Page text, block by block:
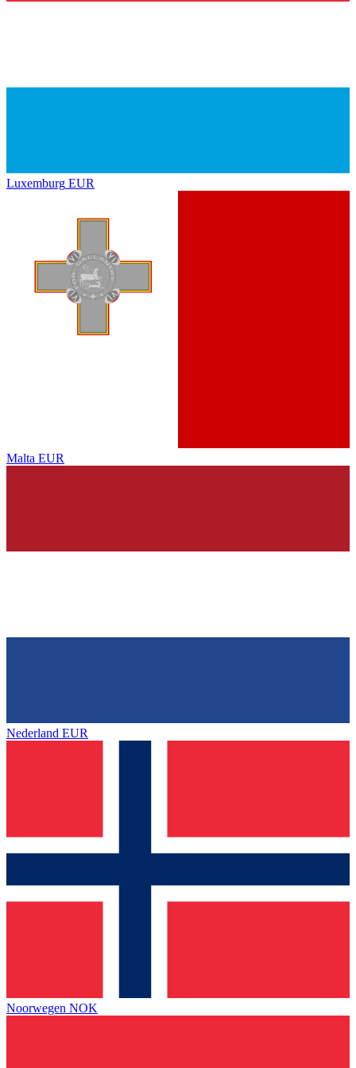
Luxemburg EUR
Malta EUR
Nederland EUR
Noorwegen NOK